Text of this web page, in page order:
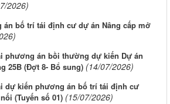
2026)
án bố trí tái định cư dự án Nâng cấp mở
phương án bồi thường dự kiến Dự án
25B (Đợt 8- Bổ sung) (14/07/2026)
dự kiến phương án bố trí tái định cư
(Tuyến số 01) (15/07/2026)